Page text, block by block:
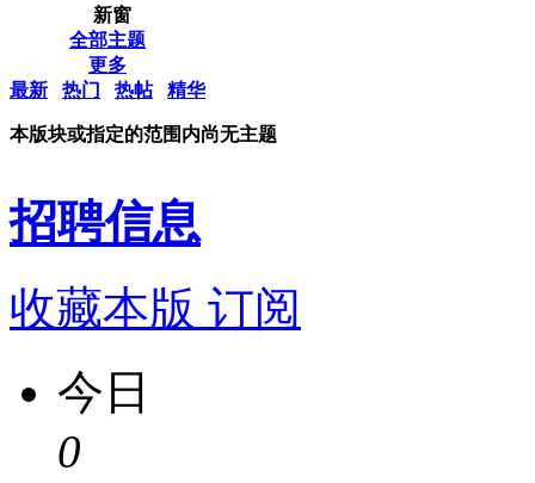
新窗
全部主题
更多
最新
热门 热帖 精华
本版块或指定的范围内尚无主题
招聘信息
收藏本版 订阅
今日
0